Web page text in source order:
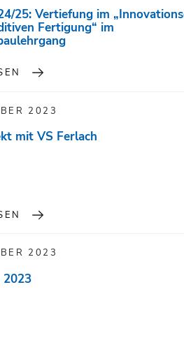
25: Vertiefung im
Fertigung“ im
2023
mit VS Ferlach
2023
2023